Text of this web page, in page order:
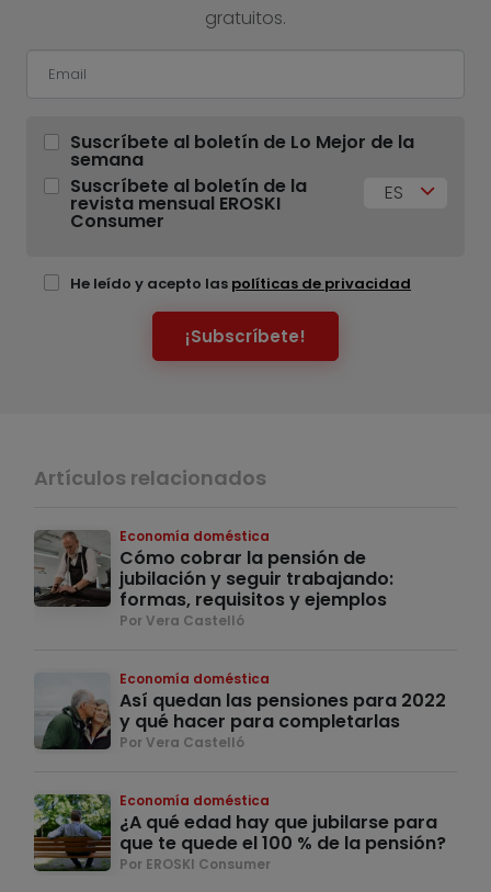
gratuitos.
Suscríbete al boletín de Lo Mejor de la
semana
Suscríbete al boletín de la
revista mensual EROSKI
Consumer
ES
He leído y acepto las políticas de privacidad
¡Subscríbete!
Artículos relacionados
Economía doméstica
Cómo cobrar la pensión de
jubilación y seguir trabajando:
formas, requisitos y ejemplos
Por Vera Castelló
Economía doméstica
Así quedan las pensiones para 2022
y qué hacer para completarlas
Por Vera Castelló
Economía doméstica
¿A qué edad hay que jubilarse para
que te quede el 100 % de la pensión?
Por EROSKI Consumer